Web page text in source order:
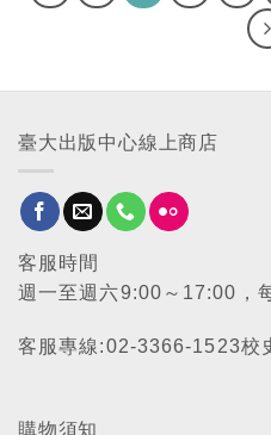
臺大出版中心線上商店
客服時間
週一至週六9:00～17:00，
客服專線:02-3366-1523校
購物須知